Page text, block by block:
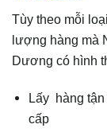
Tùy theo mỗi
lượng hàng mà
Dương có hình
Lấy hàng
cấp